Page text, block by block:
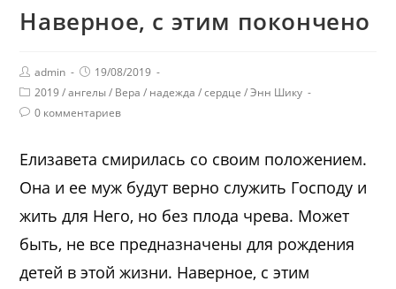
Наверное, с этим покончено
admin
19/08/2019
2019 / ангелы / Вера / надежда / сердце / Энн Шику
0 комментариев
Елизавета смирилась со своим положением.
Она и ее муж будут верно служить Господу и
жить для Него, но без плода чрева. Может
быть, не все предназначены для рождения
детей в этой жизни. Наверное, с этим